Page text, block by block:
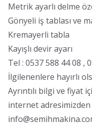
Metrik ayarlı delme
Gönyeli iş tablası ve
Kremayerli tabla
Kayışlı devir ayarı
Tel : 0537 588 44 08 ,
İlgilenenlere hayırlı
Ayrıntılı bilgi ve fiyat
internet